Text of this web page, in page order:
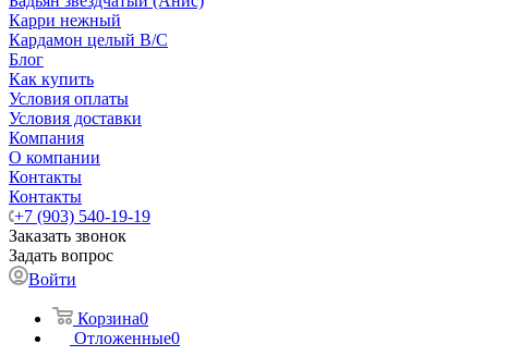
Карри нежный
Кардамон целый В/С
Блог
Как купить
Условия оплаты
Условия доставки
Компания
О компании
Контакты
Контакты
+7 (903) 540-19-19
Заказать звонок
Задать вопрос
Войти
Корзина0
Отложенные0